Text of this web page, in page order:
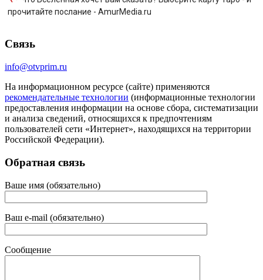
прочитайте послание - AmurMedia.ru
Связь
info@otvprim.ru
На информационном ресурсе (сайте) применяются
рекомендательные технологии (информационные технологии
предоставления информации на основе сбора, систематизации
и анализа сведений, относящихся к предпочтениям
пользователей сети «Интернет», находящихся на территории
Российской Федерации).
Обратная связь
Ваше имя (обязательно)
Ваш e-mail (обязательно)
Сообщение